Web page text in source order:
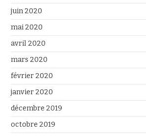
juin 2020
mai 2020
avril 2020
mars 2020
février 2020
janvier 2020
décembre 2019
octobre 2019